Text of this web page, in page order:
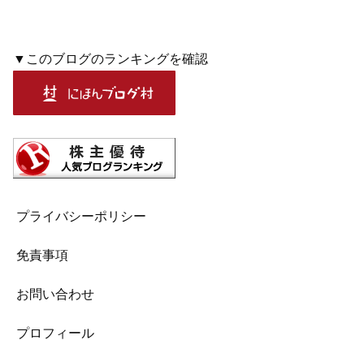
▼このブログのランキングを確認
プライバシーポリシー
免責事項
お問い合わせ
プロフィール